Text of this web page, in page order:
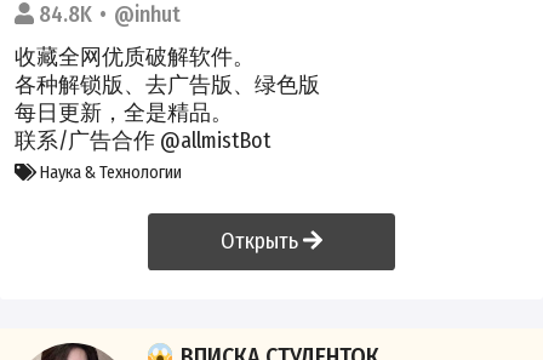
84.8K
@inhut
收藏全网优质破解软件。
各种解锁版、去广告版、绿色版
每日更新，全是精品。
联系/广告合作 @allmistBot
Наука & Технологии
Открыть